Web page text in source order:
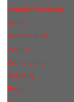
Antonio Banderas
Armaf
Armand Basi
Azzaro
Bruno Banani
Burberry
Bvlgari